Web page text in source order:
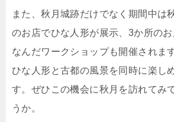
また、秋月城跡だけでなく期間中は
のお店でひな人形が展示、3か所の
なんだワークショップも開催されます
ひな人形と古都の風景を同時に楽し
す。ぜひこの機会に秋月を訪れてみ
うか。